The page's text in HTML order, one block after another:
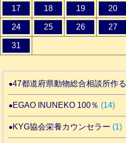
17 18 19 20
24 25 26 27
31
47都道府県動物総合相談所作る
EGAO INUNEKO 100％ (14)
KYG協会栄養カウンセラー (1)